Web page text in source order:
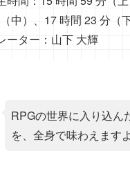
中）、17 時間 23 分（下
ーター：山下 大輝
RPGの世界に入り込ん
を、全身で味わえます